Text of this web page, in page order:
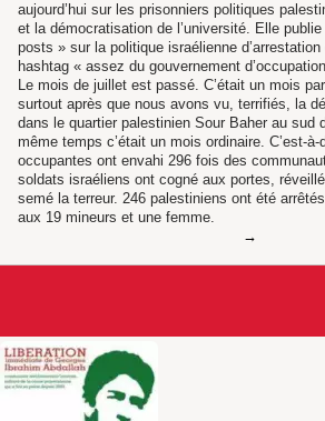
aujourd’hui sur les prisonniers politiques
et la démocratisation de l’université. Elle
posts » sur la politique israélienne
Le mois de juillet est passé. C’était un mois
surtout après que nous avons vu, terrifiés, la
dans le quartier palestinien Sour Baher au sud
même temps c’était un mois ordinaire. C’est-
occupantes ont envahi 296 fois des
soldats israéliens ont cogné aux portes,
semé la terreur. 246 palestiniens ont été
aux 19 mineurs et une femme.